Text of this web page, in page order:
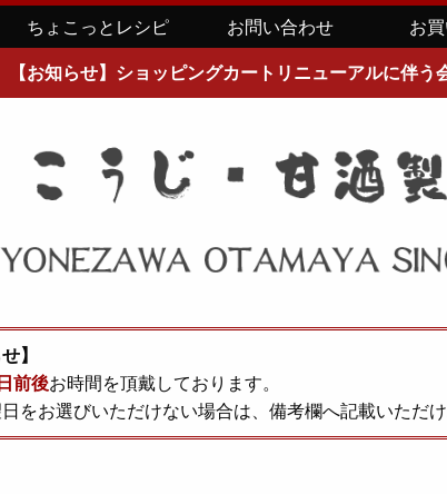
ちょこっとレシピ お問い合わせ お
【お知らせ】ショッピングカートリニューアルに伴う
】
前後お時間を頂戴しております。
をお選びいただけない場合は、備考欄へ記載いただ